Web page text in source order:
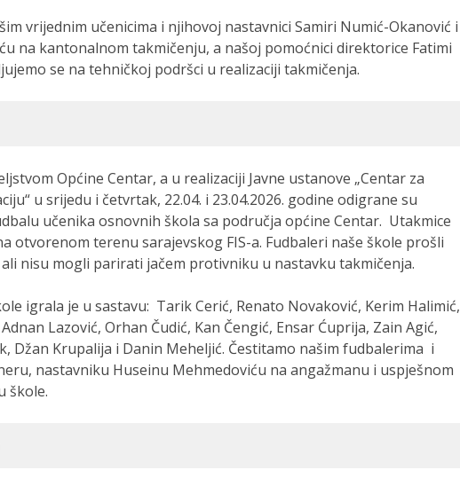
vrijednim učenicima i njihovoj nastavnici Samiri Numić-Okanović i
na kantonalnom takmičenju, a našoj pomoćnici direktorice Fatimi
se na tehničkoj podršci u realizaciji takmičenja.
Općine Centar, a u realizaciji Javne ustanove „Centar za
u srijedu i četvrtak, 22.04. i 23.04.2026. godine odigrane su
učenika osnovnih škola sa područja općine Centar. Utakmice
otvorenom terenu sarajevskog FIS-a. Fudbaleri naše škole prošli
nisu mogli parirati jačem protivniku u nastavku takmičenja.
igrala je u sastavu: Tarik Cerić, Renato Novaković, Kerim Halimić,
Lazović, Orhan Čudić, Kan Čengić, Ensar Ćuprija, Zain Agić,
Džan Krupalija i Danin Meheljić. Čestitamo našim fudbalerima i
nastavniku Huseinu Mehmedoviću na angažmanu i uspješnom
škole.